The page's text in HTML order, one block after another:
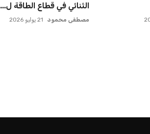
الثنائي في قطاع الطاقة ل...
مصطفى محمود 21 يوليو 2026